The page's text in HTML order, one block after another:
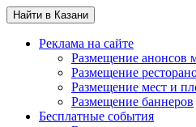
Найти в Казани
Реклама на сайте
Размещение анонсов
Размещение
Размещение мест и
Размещение баннеров
Бесплатные события